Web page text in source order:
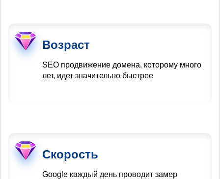
Возраст
SEO продвижение домена, которому много
лет, идет значительно быстрее
Скорость
Google каждый день проводит замер